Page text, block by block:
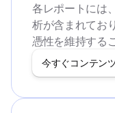
各レポートには
析が含まれてお
憑性を維持する
今すぐコンテン